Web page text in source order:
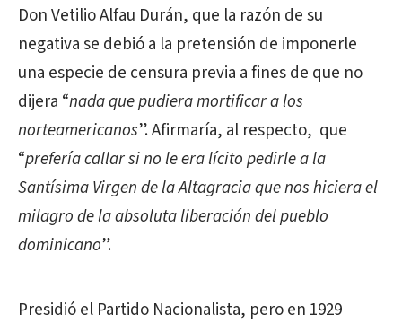
Don Vetilio Alfau Durán, que la razón de su
negativa se debió a la pretensión de imponerle
una especie de censura previa a fines de que no
dijera “nada que pudiera mortificar a los
norteamericanos”. Afirmaría, al respecto, que
“prefería callar sino le era lícito pedirle a la
Santísima Virgen de la Altagracia que nos hiciera el
milagro de la absoluta liberación del pueblo
dominicano”.
Presidió el Partido Nacionalista, pero en 1929